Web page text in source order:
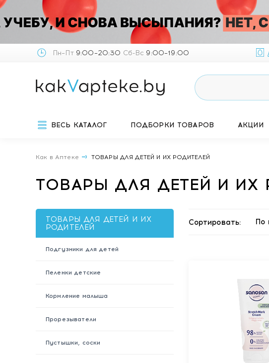
Пн–Пт9:00–20:30 Сб-Вс 9:00–19:00
ВЕСЬ КАТАЛОГ ПОДБОРКИ ТОВАРОВ АКЦИИ
Как в Аптеке ТОВАРЫ ДЛЯ ДЕТЕЙ И ИХ РОДИТЕЛЕЙ
ТОВАРЫ ДЛЯ ДЕТЕЙ И ИХ
ТОВАРЫ ДЛЯ ДЕТЕЙ И ИХ
РОДИТЕЛЕЙ
Подгузники для детей
Пеленки детские
Кормление малыша
Прорезыватели
Пустышки, соски
Сортировать: По